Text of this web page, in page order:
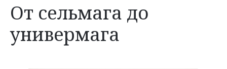
От сельмага до
универмага